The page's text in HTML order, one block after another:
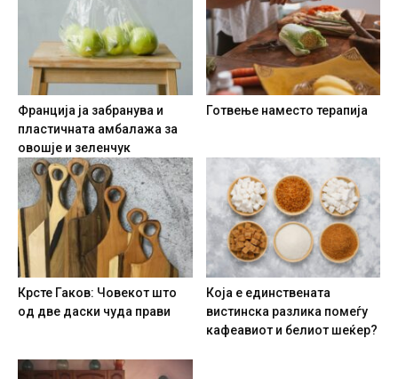
Франција ја забранува и
пластичната амбалажа за
овошје и зеленчук
Готвење наместо терапија
Крсте Гаков: Човекот што
од две даски чуда прави
Која е единствената
вистинска разлика помеѓу
кафеавиот и белиот шеќер?